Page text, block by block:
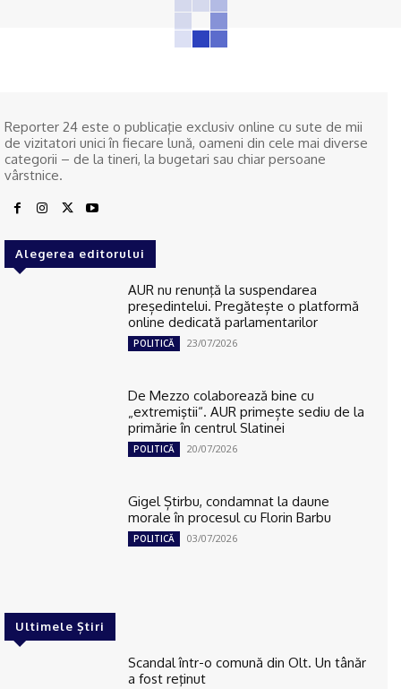
Reporter 24 este o publicaţie exclusiv online cu sute de mii
de vizitatori unici în fiecare lună, oameni din cele mai diverse
categorii – de la tineri, la bugetari sau chiar persoane
vârstnice.
Alegerea editorului
AUR nu renunţă la suspendarea
președintelui. Pregătește o platformă
online dedicată parlamentarilor
POLITICĂ 23/07/2026
De Mezzo colaborează bine cu
„extremiştii“. AUR primește sediu de la
primărie în centrul Slatinei
POLITICĂ 20/07/2026
Gigel Știrbu, condamnat la daune
morale în procesul cu Florin Barbu
POLITICĂ 03/07/2026
Ultimele Știri
Scandal într-o comună din Olt. Un tânăr
a fost reţinut